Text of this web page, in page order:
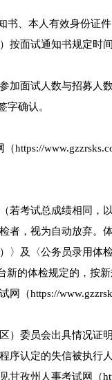
书、本人有效身份证
按面试通知书规定时
面试人数与招募人
字确认。
https://
若考试总成绩相同，
者，视为自动放弃。
〉及〈公务员录用体
新的体检规定的，按
（https://
）委员会出具情况证
序认定的失信被执行
孜州人事考试网（